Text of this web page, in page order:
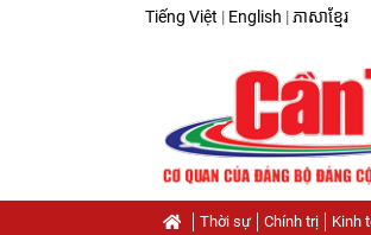
Tiếng Việt | English | ភាសាខ្មែរ
Thời sự Chính trị Kinh